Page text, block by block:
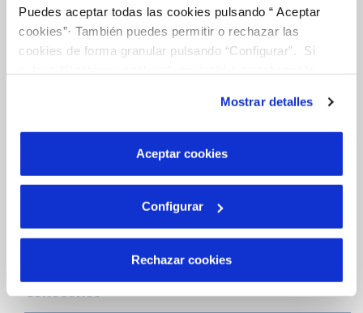
Puedes aceptar todas las cookies pulsando “ Aceptar
cookies”· También puedes permitir o rechazar las
cookies de forma granular pulsando “Configurar”. Si
son indispensables para que el sitio web funcione y que
por tanto no se pueden desactivar. Puedes consultar
más información en nuestraPolítica de Cookies
Mostrar detalles
Aceptar cookies
Configurar
Rechazar cookies
NUESTRO PAPEL EN EL CICLO URBANO
CALIDAD
Otros Servicios
Conócenos